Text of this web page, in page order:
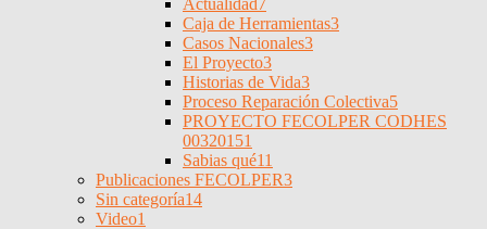
Caja de Herramientas3
Casos Nacionales3
El Proyecto3
Historias de Vida3
Proceso Reparación Colectiva5
PROYECTO FECOLPER CODHES
00320151
Sabias qué11
Publicaciones FECOLPER3
Sin categoría14
Video1